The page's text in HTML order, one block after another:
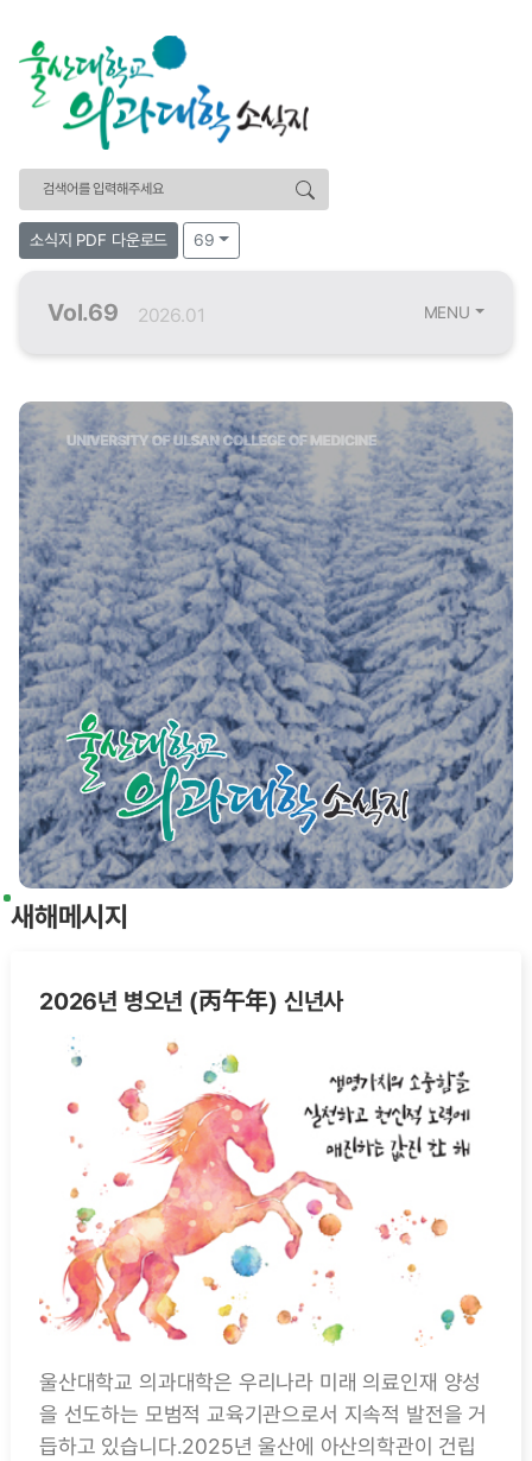
소식지 PDF 다운로드 69
Vol.69 2026.01 MENU
새해메시지
2026년 병오년 (丙午年) 신년사
울산대학교 의과대학은 우리나라 미래 의료인재 양성
을 선도하는 모범적 교육기관으로서 지속적 발전을 거
듭하고 있습니다.2025년 울산에 아산의학관이 건립